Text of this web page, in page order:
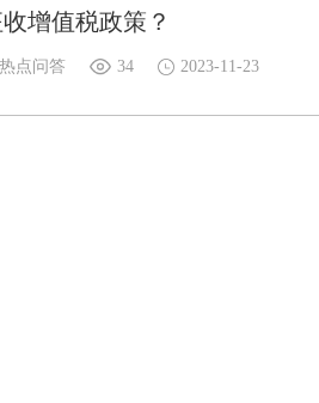
增值税政策？
2023-11-23
34
点问答